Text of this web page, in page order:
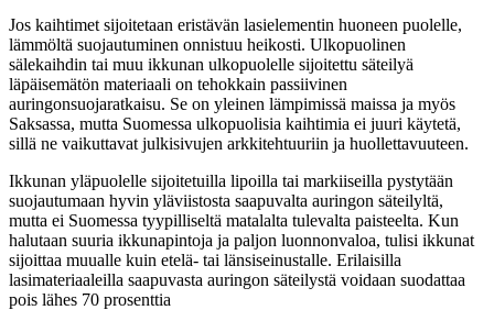
Jos kaihtimet sijoitetaan eristävän lasielementin huoneen puolelle,
lämmöltä suojautuminen onnistuu heikosti. Ulkopuolinen
sälekaihdin tai muu ikkunan ulkopuolelle sijoitettu säteilyä
läpäisemätön materiaali on tehokkain passiivinen
auringonsuojaratkaisu. Se on yleinen lämpimissä maissa ja myös
Saksassa, mutta Suomessa ulkopuolisia kaihtimia ei juuri käytetä,
sillä ne vaikuttavat julkisivujen arkkitehtuuriin ja huollettavuuteen.
Ikkunan yläpuolelle sijoitetuilla lipoilla tai markiiseilla pystytään
suojautumaan hyvin yläviistosta saapuvalta auringon säteilyltä,
mutta ei Suomessa tyypilliseltä matalalta tulevalta paisteelta. Kun
halutaan suuria ikkunapintoja ja paljon luonnonvaloa, tulisi ikkunat
sijoittaa muualle kuin etelä- tai länsiseinustalle. Erilaisilla
lasimateriaaleilla saapuvasta auringon säteilystä voidaan suodattaa
pois lähes 70 prosenttia